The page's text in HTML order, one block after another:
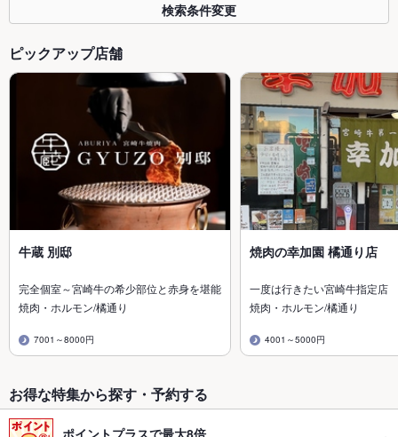
検索条件変更
ピックアップ店舗
牛蔵 別邸
完全個室～宮崎牛の希少部位と赤身を堪能
焼肉・ホルモン/橘通り
7001～8000円
焼肉の幸加園 橘通り店
一度は行きたい宮崎牛指定店
焼肉・ホルモン/橘通り
4001～5000円
お得な特集から探す・予約する
ポイントプラスで最大8倍